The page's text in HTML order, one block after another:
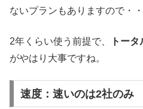
ないプランもありますので・・
2年くらい使う前提で、 トー
がやはり大事ですね。
速度：速いのは2社のみ